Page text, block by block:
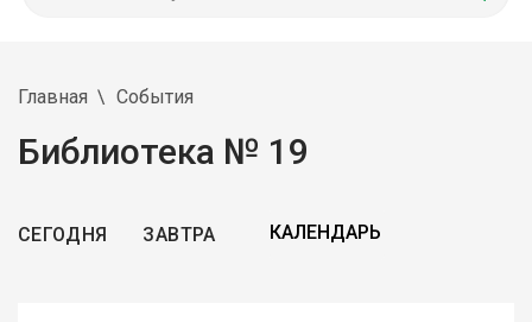
Главная События
Библиотека № 19
СЕГОДНЯ ЗАВТРА